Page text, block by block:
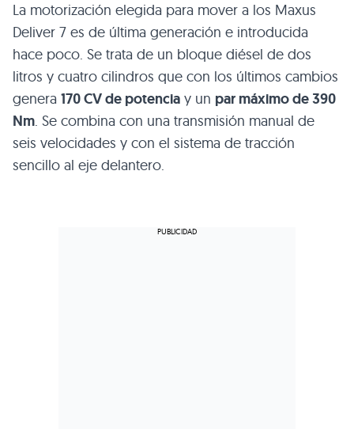
La motorización elegida para mover a los Maxus
Deliver 7 es de última generación e introducida
hace poco. Se trata de un bloque diésel de dos
litros y cuatro cilindros que con los últimos cambios
genera 170 CV de potencia y un par máximo de 390
Nm. Se combina con una transmisión manual de
seis velocidades y con el sistema de tracción
sencillo al eje delantero.